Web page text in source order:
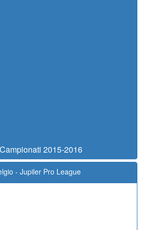
2015-2016
- Jupiler Pro League